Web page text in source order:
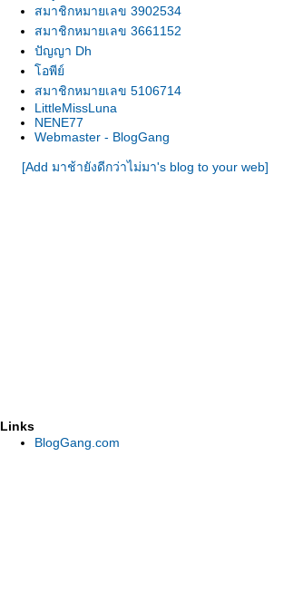
สมาชิกหมายเลข 3902534
สมาชิกหมายเลข 3661152
ปัญญา Dh
อพีย์
สมาชิกหมายเลข 5106714
LittleMissLuna
NENE77
Webmaster - BlogGang
[Add มาช้ายังดีกว่าไม่มา's blog to your web]
Links
BlogGang.com